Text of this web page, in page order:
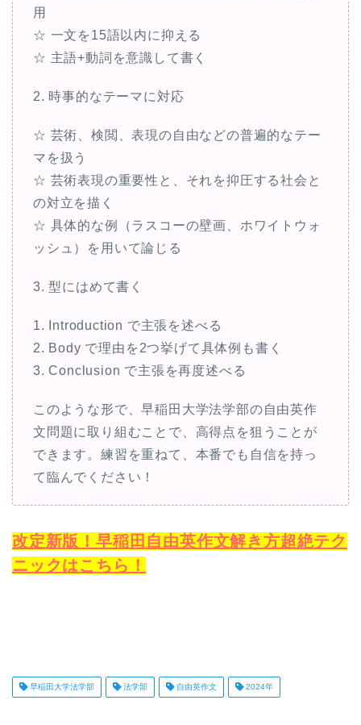
用
☆ 一文を15語以内に抑える
☆ 主語+動詞を意識して書く
2. 時事的なテーマに対応
☆ 芸術、検閲、表現の自由などの普遍的なテー
マを扱う
☆ 芸術表現の重要性と、それを抑圧する社会と
の対立を描く
☆ 具体的な例（ラスコーの壁画、ホワイトウォ
ッシュ）を用いて論じる
3. 型にはめて書く
1. Introduction で主張を述べる
2. Body で理由を2つ挙げて具体例も書く
3. Conclusion で主張を再度述べる
このような形で、早稲田大学法学部の自由英作
文問題に取り組むことで、高得点を狙うことが
できます。練習を重ねて、本番でも自信を持っ
て臨んでください！
改定新版！早稲田自由英作文解き方超絶テク
ニックはこちら！
早稲田大学法学部 法学部 自由英作文 2024年